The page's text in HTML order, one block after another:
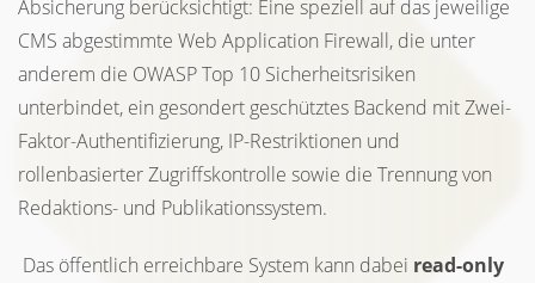
Absicherung berücksichtigt: Eine speziell auf das jeweilige
CMS abgestimmte Web Application Firewall, die unter
anderem die OWASP Top 10 Sicherheitsrisiken
unterbindet, ein gesondert geschütztes Backend mit Zwei-
Faktor-Authentifizierung, IP-Restriktionen und
rollenbasierter Zugriffskontrolle sowie die Trennung von
Redaktions- und Publikationssystem.
Das öffentlich erreichbare System kann dabei read-only